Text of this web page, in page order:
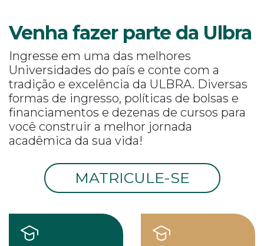
Venha fazer parte da Ulbra
Ingresse em uma das melhores
Universidades do país e conte com a
tradição e excelência da ULBRA. Diversas
formas de ingresso, políticas de bolsas e
financiamentos e dezenas de cursos para
você construir a melhor jornada
acadêmica da sua vida!
MATRICULE-SE